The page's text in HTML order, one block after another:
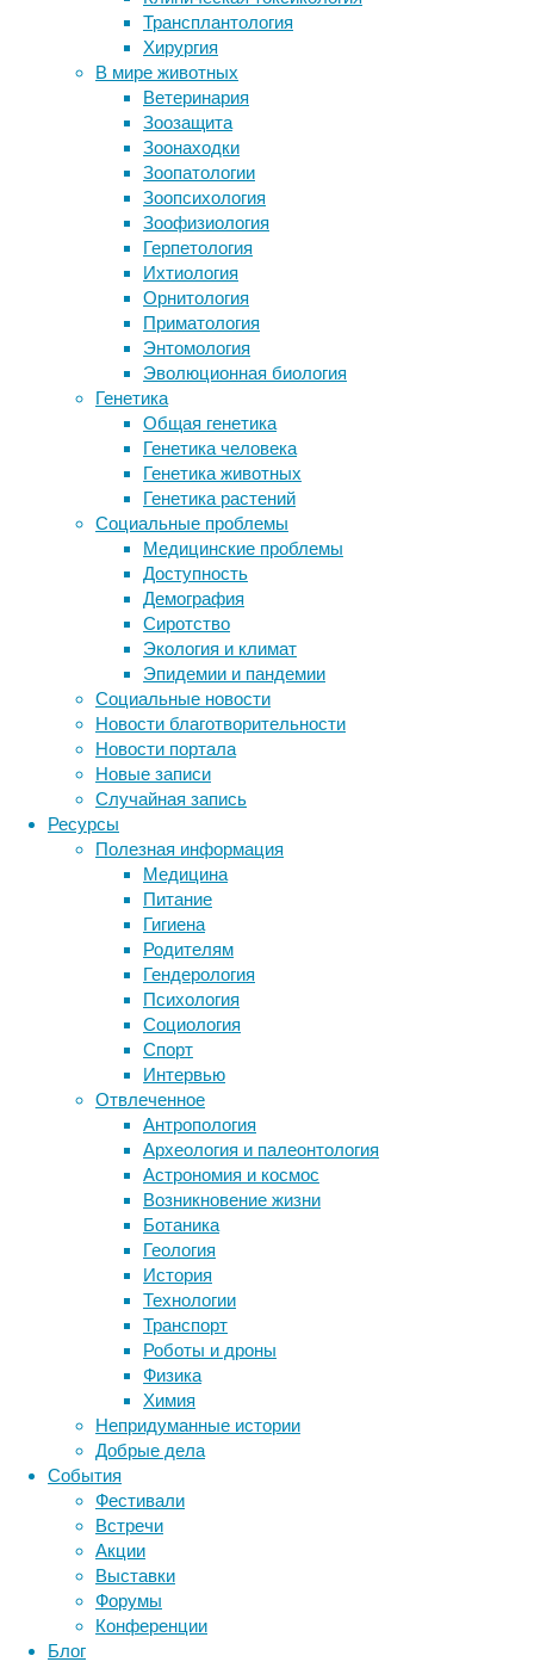
Трансплантология
Хирургия
В мире животных
Ветеринария
Зоозащита
Зоонаходки
Зоопатологии
Зоопсихология
Зоофизиология
Герпетология
Ихтиология
Орнитология
Приматология
Энтомология
Эволюционная биология
Генетика
Общая генетика
Генетика человека
Генетика животных
Генетика растений
Социальные проблемы
Медицинские проблемы
Доступность
Демография
Сиротство
Экология и климат
Эпидемии и пандемии
Социальные новости
Новости благотворительности
Новости портала
Новые записи
Случайная запись
Ресурсы
Полезная информация
Медицина
Питание
Гигиена
Родителям
Гендерология
Психология
Социология
Спорт
Интервью
Отвлеченное
Антропология
Археология и палеонтология
Астрономия и космос
Возникновение жизни
Ботаника
Геология
История
Технологии
Транспорт
Роботы и дроны
Физика
Химия
Непридуманные истории
Добрые дела
События
Фестивали
Встречи
Акции
Выставки
Форумы
Конференции
Блог
23/01/2025
дети,
здоровье,
медицина,
экология
Глифосат,
выпускаемый
сотнями
имен
всему
миру,
сегодня
популярный
пестицид
за
того,
используют
модифицированными
растениями.
Регулярно
появляются
научные
работы
его
канцерогенности,
равно
их
опровержения.
Авторы
нового
исследования
подошли
к
вопросу
с
другой
стороны:
они
показали
связь
проблем
Древнейшие следы жизни нашли в
Квебеке
Очень хотели подружиться: человек
приручал собак дважды
Фармкомпании прикармливают
врачей
Следите за новостями
Метки
ДНК бактерии
биотехнология
генетика
здоровье знания иммунитет
инструменты и методы
исследования
лекарства медицина
мозг наука неврология
нейробиология
нейрофизиология
онкология
поведение психиатрия
сон социальные проблемы
физиология
эмоции эпидемия